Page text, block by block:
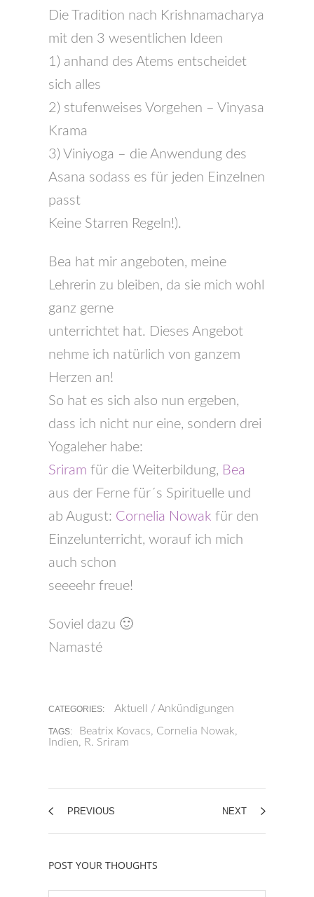
Die Tradition nach Krishnamacharya
mit den 3 wesentlichen Ideen
1) anhand des Atems entscheidet
sich alles
2) stufenweises Vorgehen – Vinyasa
Krama
3) Viniyoga – die Anwendung des
Asana sodass es für jeden Einzelnen
passt
Keine Starren Regeln!).
Bea hat mir angeboten, meine
Lehrerin zu bleiben, da sie mich wohl
ganz gerne
unterrichtet hat. Dieses Angebot
nehme ich natürlich von ganzem
Herzen an!
So hat es sich also nun ergeben,
dass ich nicht nur eine, sondern drei
Yogaleher habe:
Sriram für die Weiterbildung, Bea
aus der Ferne für´s Spirituelle und
ab August: Cornelia Nowak für den
Einzelunterricht, worauf ich mich
auch schon
seeeehr freue!
Soviel dazu 🙂
Namasté
CATEGORIES: Aktuell / Ankündigungen
TAGS: Beatrix Kovacs, Cornelia Nowak,
Indien, R. Sriram
PREVIOUS NEXT
POST YOUR THOUGHTS